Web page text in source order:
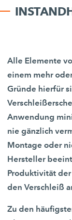
Alle Elemente
einem mehr
Gründe hierfür
Anwendung
nie gänzlich
Montage oder
Hersteller
Produktivität
den Verschleiß
Zu den